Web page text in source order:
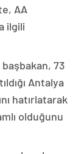
AA
ilgili
73
Antalya
hatırlatarak
olduğunu